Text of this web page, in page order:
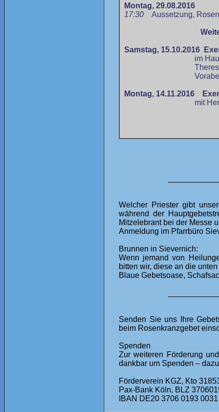
Montag, 29.08.2016
17:30
Aussetzung, Ros
Samstag, 15.10.2016
im Haus der
Theresa
Montag, 14.11.2016
mit Herrn
Welcher Priester gibt
während der
Mitzelebrant bei der Messe
Anmeldung im Pfarrbüro
Brunnen in Sievernich:
Wenn jemand von
bitten wir, diese an die
Blaue Gebetsoase,
Senden Sie uns Ihre
beim Rosenkranzgebet
Spenden
Zur weiteren Förderung
dankbar um Spenden –
Förderverein KGZ, Kto
Pax-Bank Köln, BLZ
IBAN DE20 3706 0193